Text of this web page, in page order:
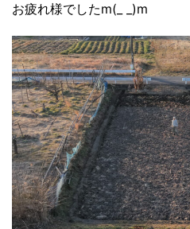
お疲れ様でしたm(_ _)m